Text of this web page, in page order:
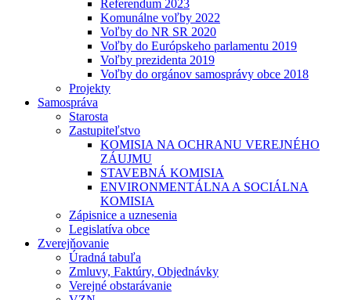
Referendum 2023
Komunálne voľby 2022
Voľby do NR SR 2020
Voľby do Európskeho parlamentu 2019
Voľby prezidenta 2019
Voľby do orgánov samosprávy obce 2018
Projekty
Samospráva
Starosta
Zastupiteľstvo
KOMISIA NA OCHRANU VEREJNÉHO
ZÁUJMU
STAVEBNÁ KOMISIA
ENVIRONMENTÁLNA A SOCIÁLNA
KOMISIA
Zápisnice a uznesenia
Legislatíva obce
Zverejňovanie
Úradná tabuľa
Zmluvy, Faktúry, Objednávky
Verejné obstarávanie